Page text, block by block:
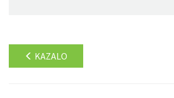
KAZALO